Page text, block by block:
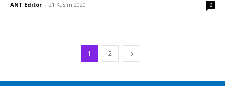
ANT Editör - 21 Kasım 2020 0
1 2